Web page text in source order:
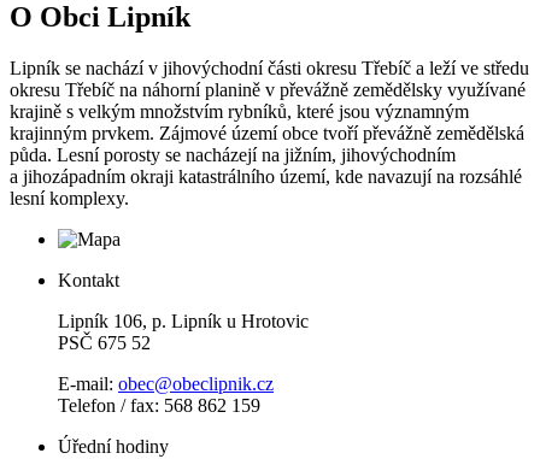
O Obci Lipník
Lipník se nachází v jihovýchodní části okresu Třebíč a leží ve středu
okresu Třebíč na náhorní planině v převážně zemědělsky využívané
krajině s velkým množstvím rybníků, které jsou významným
krajinným prvkem. Zájmové území obce tvoří převážně zemědělská
půda. Lesní porosty se nacházejí na jižním, jihovýchodním
a jihozápadním okraji katastrálního území, kde navazují na rozsáhlé
lesní komplexy.
Kontakt
Lipník 106, p. Lipník u Hrotovic
PSČ 675 52
E-mail: obec@obeclipnik.cz
Telefon / fax: 568 862 159
Úřední hodiny